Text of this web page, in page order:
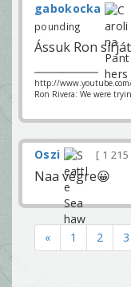
gabokocka
pounding
Ássuk Ron
http://
Ron Rivera: We were
Oszi 1 215
Naa végre😀
« 1 2 3